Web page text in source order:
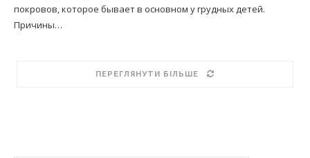
покровов, которое бывает в основном у грудных детей.
Причины…
ПЕРЕГЛЯНУТИ БІЛЬШЕ